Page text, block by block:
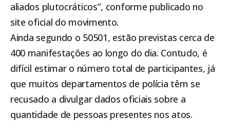
aliados plutocráticos”, conforme publicado no
site oficial do movimento.
Ainda segundo o 50501, estão previstas cerca de
400 manifestações ao longo do dia. Contudo, é
difícil estimar o número total de participantes, já
que muitos departamentos de polícia têm se
recusado a divulgar dados oficiais sobre a
quantidade de pessoas presentes nos atos.